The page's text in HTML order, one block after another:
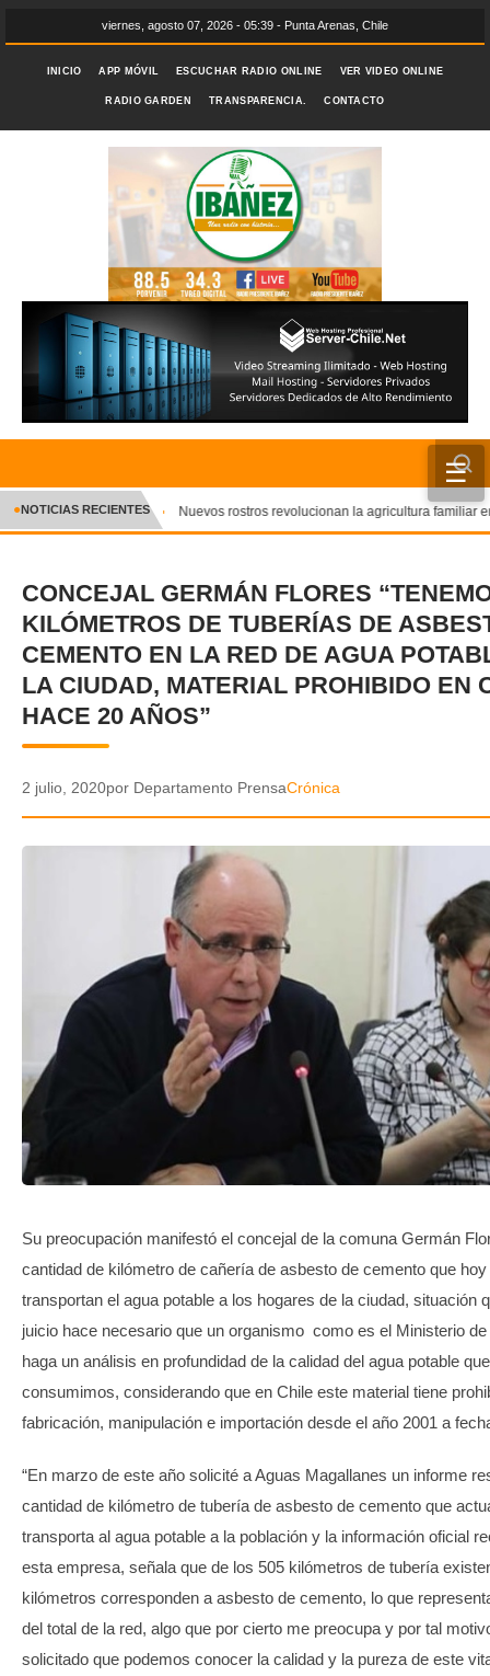
viernes, agosto 07, 2026 - 05:39 - Punta Arenas, Chile
INICIO APP MÓVIL ESCUCHAR RADIO ONLINE VER VIDEO ONLINE
RADIO GARDEN TRANSPARENCIA. CONTACTO
☰
INICIO
CRÓNICA
DEPORTES
ENTRETENIMIENTO Y CULTURA
POLICIAL
POLÍTICA
AUDIOS
VIDEOS
GALERIA DE FOTOS
APP MÓVIL
TRANSPARENCIA
✕
●NOTICIAS RECIENTES Nuevos rostros revolucionan la agricultura familiar
CONCEJAL GERMÁN FLORES
KILÓMETROS DE TUBERÍAS DE
CEMENTO EN LA RED DE AGUA
LA CIUDAD, MATERIAL PROHIBIDO EN
HACE 20 AÑOS”
2 julio, 2020por Departamento PrensaCrónica
Su preocupación manifestó el concejal de la comuna Germán
cantidad de kilómetro de cañería de asbesto de cemento que hoy
transportan el agua potable a los hogares de la ciudad, situación
juicio hace necesario que un organismo como es el Ministerio de
haga un análisis en profundidad de la calidad del agua potable
consumimos, considerando que en Chile este material tiene
fabricación, manipulación e importación desde el año 2001 a
“En marzo de este año solicité a Aguas Magallanes un informe
cantidad de kilómetro de tubería de asbesto de cemento que
transporta al agua potable a la población y la información oficial
esta empresa, señala que de los 505 kilómetros de tubería
kilómetros corresponden a asbesto de cemento, lo que
del total de la red, algo que por cierto me preocupa y por tal
solicitado que podemos conocer la calidad y la pureza de este